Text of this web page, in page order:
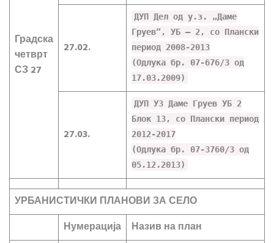
Градска
четврт
СЗ 27
27.02.
ДУП Дел од у.з. „Даме
Груев“, УБ – 2, со Плански
период 2008-2013
(Одлука бр. 07-676/3 од
17.03.2009)
27.03.
ДУП УЗ Даме Груев УБ 2
Блок 13, со Плански период
2012-2017
(Одлука бр. 07-3760/3 од
05.12.2013)
УРБАНИСТИЧКИ ПЛАНОВИ ЗА СЕЛО
Нумерација
Назив на план